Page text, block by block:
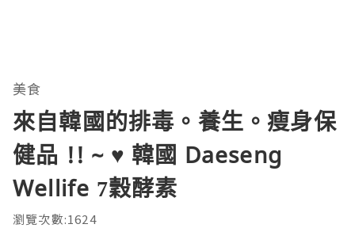
美食
來自韓國的排毒。養生。瘦身保
健品 !! ~ ♥ 韓國 Daeseng
Wellife 7穀酵素
瀏覽次數:1624